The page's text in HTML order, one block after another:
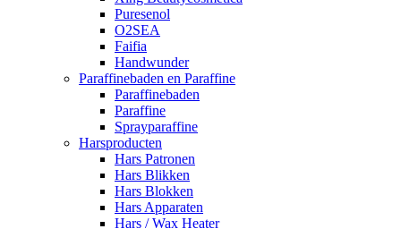
Puresenol
O2SEA
Faifia
Handwunder
Paraffinebaden en Paraffine
Paraffinebaden
Paraffine
Sprayparaffine
Harsproducten
Hars Patronen
Hars Blikken
Hars Blokken
Hars Apparaten
Hars / Wax Heater